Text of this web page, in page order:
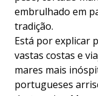
embrulhado em
tradição.
Está por explicar
vastas costas e
mares mais
portugueses